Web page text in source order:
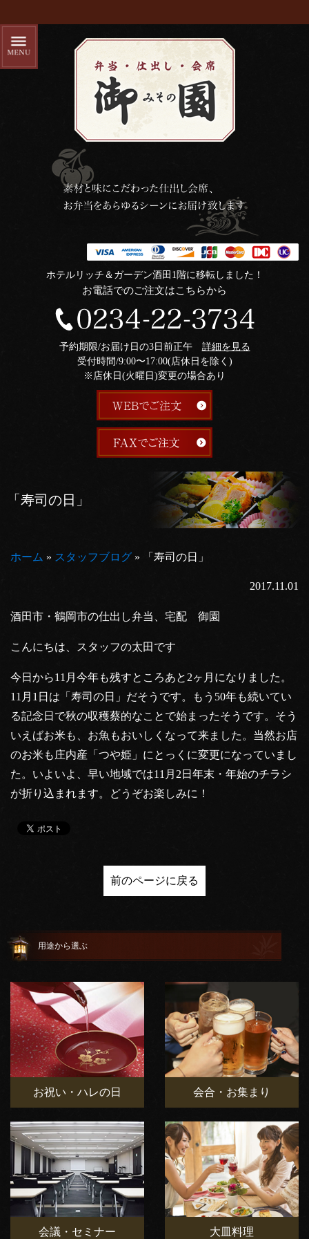
ホテルリッチ＆ガーデン酒田1階に移転しました！
お電話でのご注文はこちらから
予約期限/お届け日の3日前正午 詳細を見る
受付時間/9:00〜17:00(店休日を除く)
※店休日(火曜日)変更の場合あり
「寿司の日」
ホーム » スタッフブログ » 「寿司の日」
2017.11.01
酒田市・鶴岡市の仕出し弁当、宅配 御園
こんにちは、スタッフの太田です
今日から11月今年も残すところあと2ヶ月になりました。
11月1日は「寿司の日」だそうです。もう50年も続いてい
る記念日で秋の収穫蔡的なことで始まったそうです。そう
いえばお米も、お魚もおいしくなって来ました。当然お店
のお米も庄内産「つや姫」にとっくに変更になっていまし
た。いよいよ、早い地域では11月2日年末・年始のチラシ
が折り込まれます。どうぞお楽しみに！
前のページに戻る
用途から選ぶ
お祝い・ハレの日 会合・お集まり
会議・セミナー 大皿料理